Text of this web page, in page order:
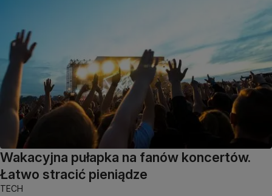
Wakacyjna pułapka na fanów koncertów.
Łatwo stracić pieniądze
TECH